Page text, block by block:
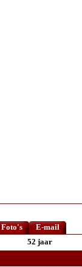
Foto's
E-mail
52 jaar